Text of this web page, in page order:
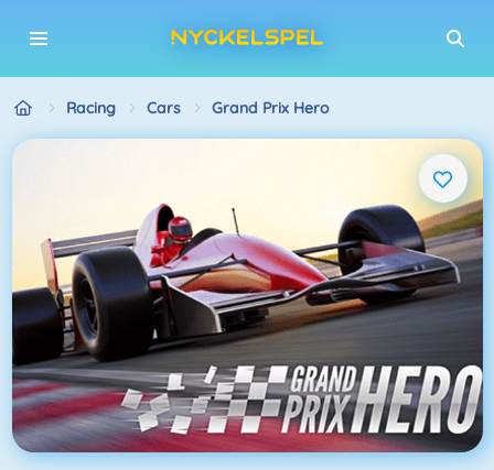
Racing Cars Grand Prix Hero